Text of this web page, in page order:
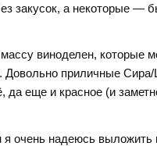
закусок, а некоторые —
виноделен, которые
Довольно приличные
еще и красное (и
очень надеюсь выложить